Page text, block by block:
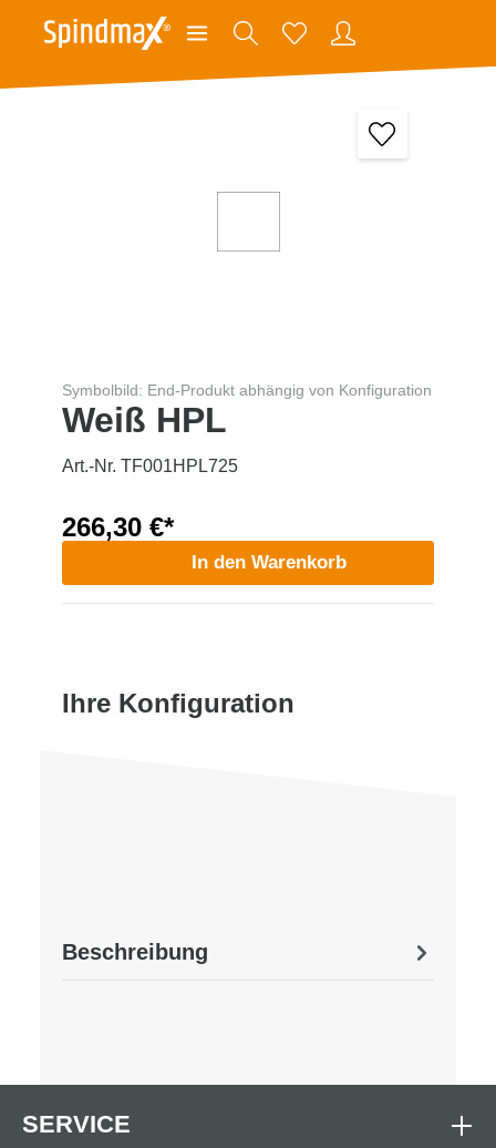
Symbolbild: End-Produkt abhängig von Konfiguration
Weiß HPL
Art.-Nr. TF001HPL725
266,30 €*
In den Warenkorb
Ihre Konfiguration
Beschreibung
SERVICE